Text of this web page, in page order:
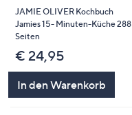
JAMIE OLIVER Kochbuch
Jamies 15- Minuten-Küche 288
Seiten
€ 24,95
In den Warenkorb